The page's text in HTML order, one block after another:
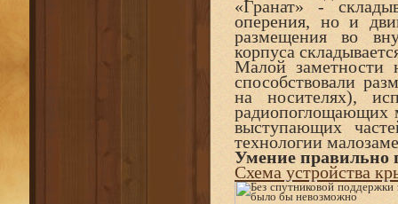
«Гранат» -
оперения, но и
размещения во
корпуса
Малой заметности
способствовали
на носителях),
радиопоглощающих
выступающих
технологии
Умение правильно
Схема устройства